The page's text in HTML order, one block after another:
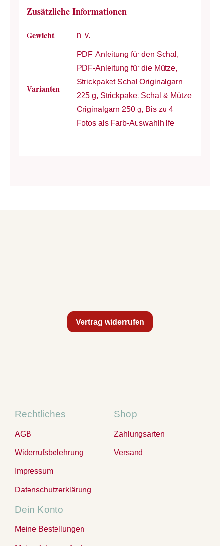
Zusätzliche Informationen
Gewicht n. v.
Varianten
PDF-Anleitung für den Schal,
PDF-Anleitung für die Mütze,
Strickpaket Schal Originalgarn
225 g, Strickpaket Schal & Mütze
Originalgarn 250 g, Bis zu 4
Fotos als Farb-Auswahlhilfe
Vertrag widerrufen
Rechtliches
AGB
Widerrufsbelehrung
Impressum
Datenschutzerklärung
Shop
Zahlungsarten
Versand
Dein Konto
Meine Bestellungen